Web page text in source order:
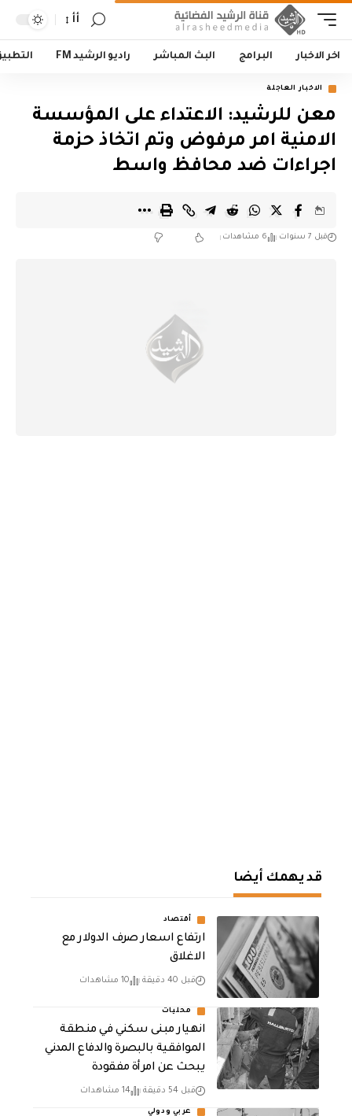
أأ
اخر الاخبار البرامج البث المباشر راديو الرشيد FM
الاخبار العاجلة
معن للرشيد: الاعتداء على المؤسسة
الامنية امر مرفوض وتم اتخاذ حزمة
اجراءات ضد محافظ واسط
قبل 7 سنوات 6 مشاهدات
قد يهمك أيضا
أقتصاد
ارتفاع اسعار صرف الدولار مع
الاغلاق
قبل 40 دقيقة 10 مشاهدات
محليات
انهيار مبنى سكني في منطقة
الموافقية بالبصرة والدفاع المدني
يبحث عن امرأة مفقودة
قبل 54 دقيقة 14 مشاهدات
عربي ودولي